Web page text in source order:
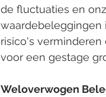
de fluctuaties en
risico's
voor een gestage
Weloverwogen